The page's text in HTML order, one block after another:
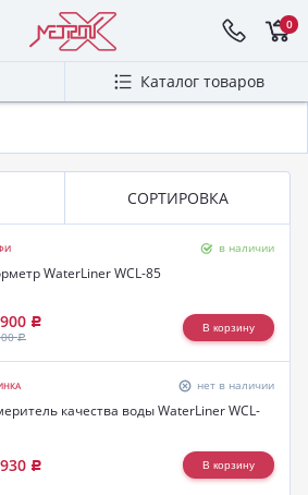
0
Каталог товаров
СОРТИРОВКА
в наличии
WaterLiner WCL-85
Р
Р
нет в наличии
качества воды WaterLiner WCL-
Р